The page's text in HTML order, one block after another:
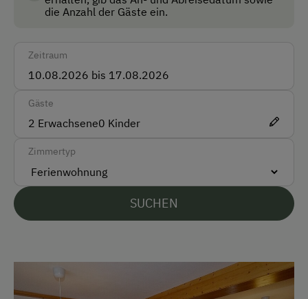
Waldweg reiten.
Taxi
Akzeptierte Zahlungsmittel
Barzahlung
Vor Ort gesprochene Sprachen
Parken
Kostenlose Parkplätze
die Anzahl der Gäste ein.
Zeitraum
Gäste
2 Erwachsene0 Kinder
Zimmertyp
SUCHEN